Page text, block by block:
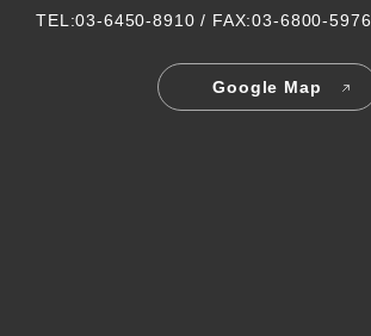
TEL:03-6450-8910 / FAX:03-6800-5976
Google Map